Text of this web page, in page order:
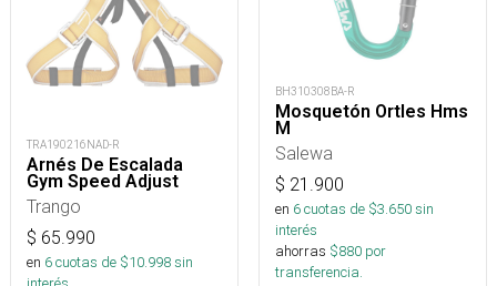
TRA190216NAD-R
Arnés De Escalada
Gym Speed Adjust
Trango
$ 65.990
en 6cuotas de $10.998sin
BH310308BA-R
Mosquetón Ortles Hms
M
Salewa
$ 21.900
en 6cuotas de $3.650sin
interés
ahorras $880 por
transferencia.